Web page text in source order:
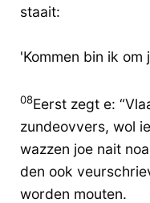
staait:
'Kommen bin ik om
08Eerst zegt e:
zundeovvers, wol
wazzen joe nait
den ook
worden mouten.